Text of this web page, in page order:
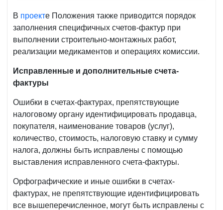
В проекте Положения также приводится порядок
заполнения специфичных счетов-фактур при
выполнении строительно-монтажных работ,
реализации медикаментов и операциях комиссии.
Исправленные и дополнительные счета-
фактуры
Ошибки в счетах-фактурах, препятствующие
налоговому органу идентифицировать продавца,
покупателя, наименование товаров (услуг),
количество, стоимость, налоговую ставку и сумму
налога, должны быть исправлены с помощью
выставления исправленного счета-фактуры.
Орфографические и иные ошибки в счетах-
фактурах, не препятствующие идентифицировать
все вышеперечисленное, могут быть исправлены с